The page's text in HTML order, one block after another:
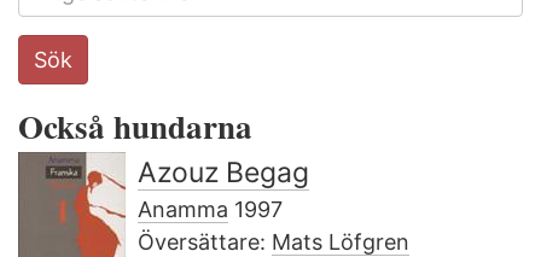
Search
this
Sök
Också hundarna
Azouz Begag
Anamma 1997
Översättare: Mats Löfgren